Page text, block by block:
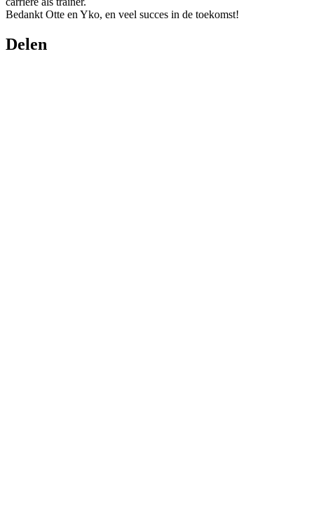
Bedankt Otte en Yko, en veel succes in de toekomst!
Delen